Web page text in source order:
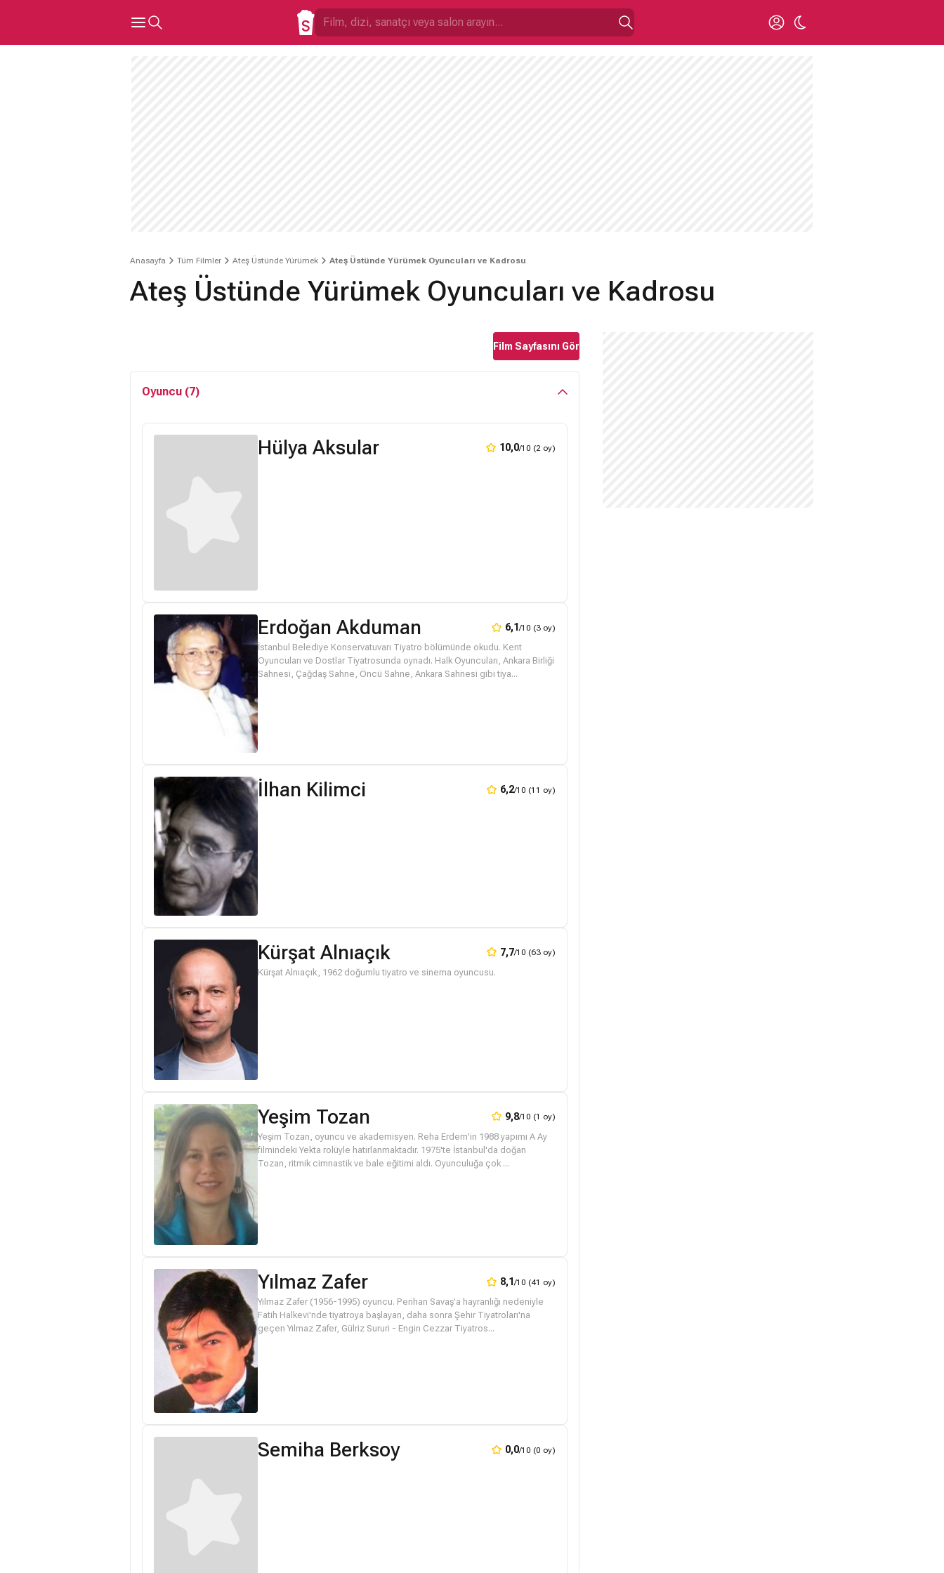
Anasayfa Tüm Filmler Ateş Üstünde Yürümek Ateş Üstünde Yürümek Oyuncuları ve Kadrosu
Ateş Üstünde Yürümek Oyuncuları ve Kadrosu
Film Sayfasını Gör
Oyuncu (7)
Hülya Aksular 10,0/10 (2 oy)
Erdoğan Akduman 6,1 /10 (3 oy)
İstanbul Belediye Konservatuvarı Tiyatro bölümünde okudu. Kent
Oyuncuları ve Dostlar Tiyatrosunda oynadı. Halk Oyuncuları, Ankara Birliği
Sahnesi, Çağdaş Sahne, Öncü Sahne, Ankara Sahnesi gibi tiya...
İlhan Kilimci 6,2/10 (11 oy)
Kürşat Alnıaçık 7,7/10 (63 oy)
Kürşat Alnıaçık, 1962 doğumlu tiyatro ve sinema oyuncusu.
Yeşim Tozan 9,8/10 (1 oy)
Yeşim Tozan, oyuncu ve akademisyen. Reha Erdem'in 1988 yapımı A Ay
filmindeki Yekta rolüyle hatırlanmaktadır. 1975'te İstanbul'da doğan
Tozan, ritmik cimnastik ve bale eğitimi aldı. Oyunculuğa çok ...
Yılmaz Zafer 8,1/10 (41 oy)
Yılmaz Zafer (1956-1995) oyuncu. Perihan Savaş'a hayranlığı nedeniyle
Fatih Halkevi'nde tiyatroya başlayan, daha sonra Şehir Tiyatroları'na
geçen Yılmaz Zafer, Gülriz Sururi - Engin Cezzar Tiyatros...
Semiha Berksoy 0,0/10 (0 oy)